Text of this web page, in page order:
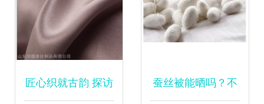
丝被、羽绒被,湖北
匠心织就古韵 探访 蚕丝被能晒吗？不